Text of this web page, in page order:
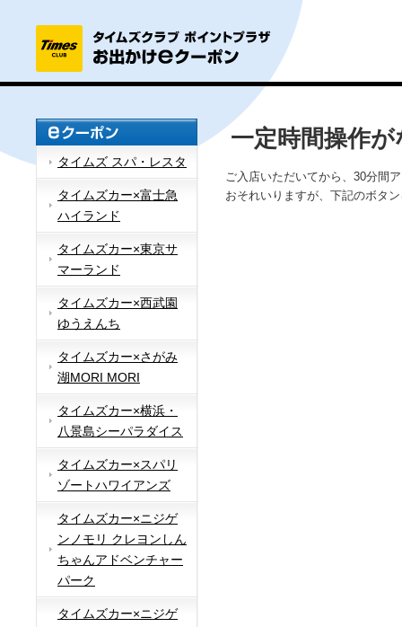
タイムズ スパ・レスタ
タイムズカー×富士急
ハイランド
タイムズカー×東京サ
マーランド
タイムズカー×西武園
ゆうえんち
タイムズカー×さがみ
湖MORI MORI
タイムズカー×横浜・
八景島シーパラダイス
タイムズカー×スパリ
ゾートハワイアンズ
タイムズカー×ニジゲ
ンノモリ クレヨンしん
ちゃんアドベンチャー
パーク
タイムズカー×ニジゲ
一定時間操作
ご入店いただいてから、30分間
おそれいりますが、下記のボタ